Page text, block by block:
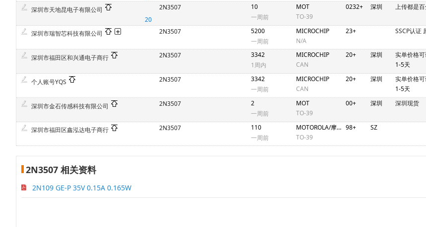
深圳市天地昆电子有限公司
20
2N3507
10
一周前
MOT
TO-39
0232+ 深圳 上传都是
深圳市瑞智芯科技有限公司 2N3507
5200
一周前
MICROCHIP
N/A
23+ SSCP认证
深圳市福田区和兴通电子商行 2N3507
3342
1周内
MICROCHIP
CAN
20+ 深圳 实单价格
1-5天
个人账号YQS 2N3507
3342
一周前
MICROCHIP
CAN
20+ 深圳 实单价格
1-5天
深圳市金石传感科技有限公司 2N3507
2
一周前
MOT
TO-39
00+ 深圳 深圳现货
深圳市福田区鑫泓达电子商行 2N3507
110
一周前
MOTOROLA/摩托罗拉
TO-39
98+ SZ
2N3507 相关资料
2N109 GE-P 35V 0.15A 0.165W